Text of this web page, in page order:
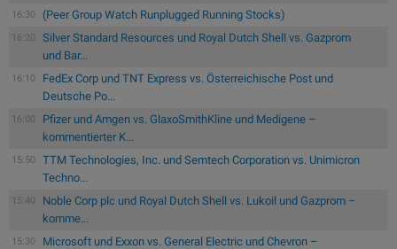
16:30 (Peer Group Watch Runplugged Running Stocks)
16:20
Silver Standard Resources und Royal Dutch Shell vs. Gazprom
und Bar...
16:10
FedEx Corp und TNT Express vs. Österreichische Post und
Deutsche Po...
16:00
Pfizer und Amgen vs. GlaxoSmithKline und Medigene –
kommentierter K...
15:50
TTM Technologies, Inc. und Semtech Corporation vs. Unimicron
Techno...
15:40
Noble Corp plc und Royal Dutch Shell vs. Lukoil und Gazprom –
komme...
15:30
Microsoft und Exxon vs. General Electric und Chevron –